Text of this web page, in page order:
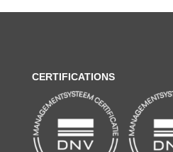
CERTIFICATIONS